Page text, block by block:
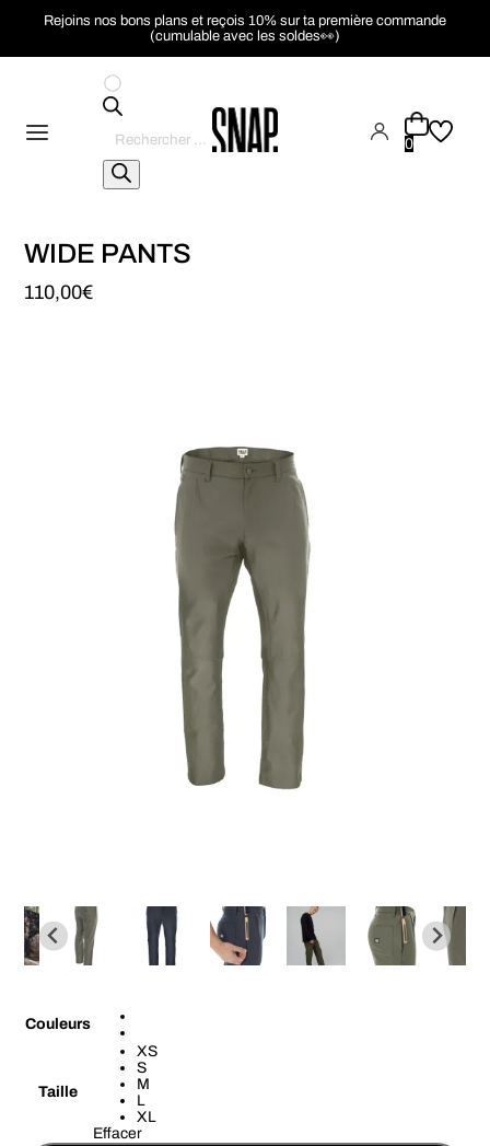
Rejoins nos bons plans et reçois 10% sur ta première commande
(cumulable avec les soldes👀)
de
produits
0
WIDE PANTS
110,00€
Couleurs
Taille
XS
S
M
L
XL
Effacer